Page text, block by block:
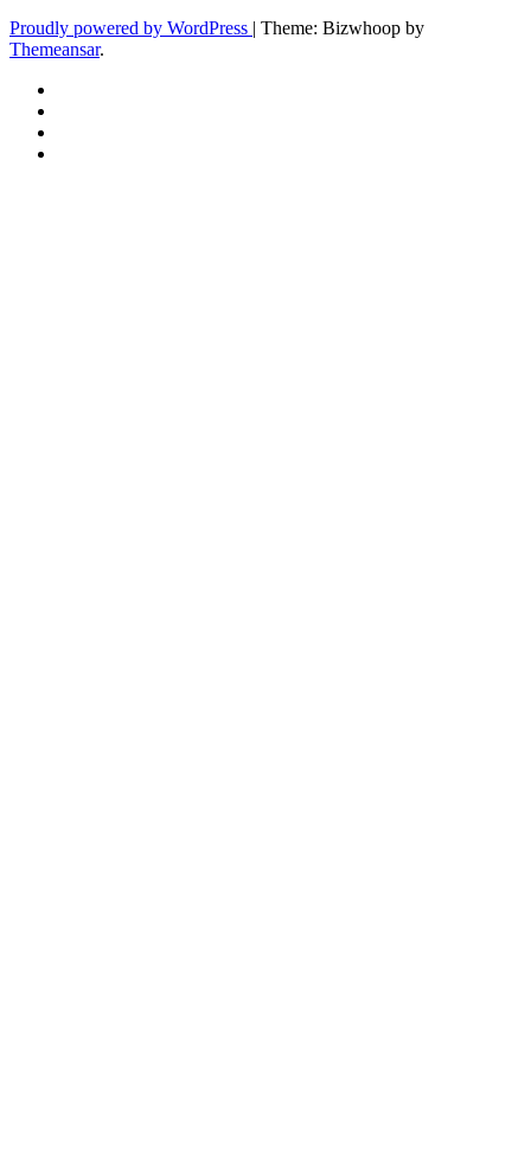
Proudly powered by WordPress | Theme: Bizwhoop by
Themeansar.